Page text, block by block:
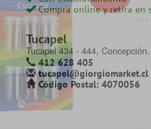
Lagos Temuco
General Pedro Lagos 377,
453 243 606
temuco@giorgiomarket.cl
Código Postal: 4790856
Con estacionamiento
Compra online y retira en